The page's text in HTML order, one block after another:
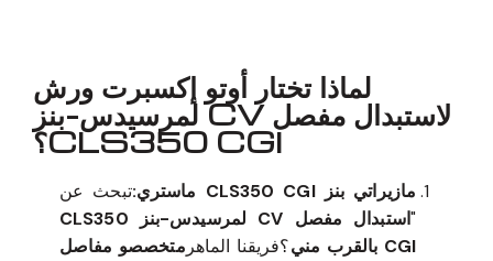
لماذا تختار أوتو إكسبرت ورش
لاستبدال مفصل CV لمرسيدس-بنز
CLS350 CGI؟
مازيراتي بنز CLS350 CGI ماستري:
تبحث عن
"
استبدال مفصل CV لمرسيدس-بنز CLS350
CGI بالقرب مني
؟فريقنا الماهر متخصصو مفاصل